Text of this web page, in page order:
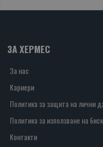
ЗА ХЕРМЕС
За нас
Кариери
Политика за защита на лични
Политика за използване на
Контакти